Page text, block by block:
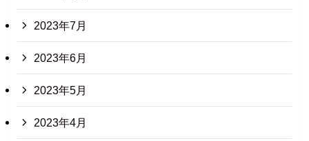
2023年7月
2023年6月
2023年5月
2023年4月